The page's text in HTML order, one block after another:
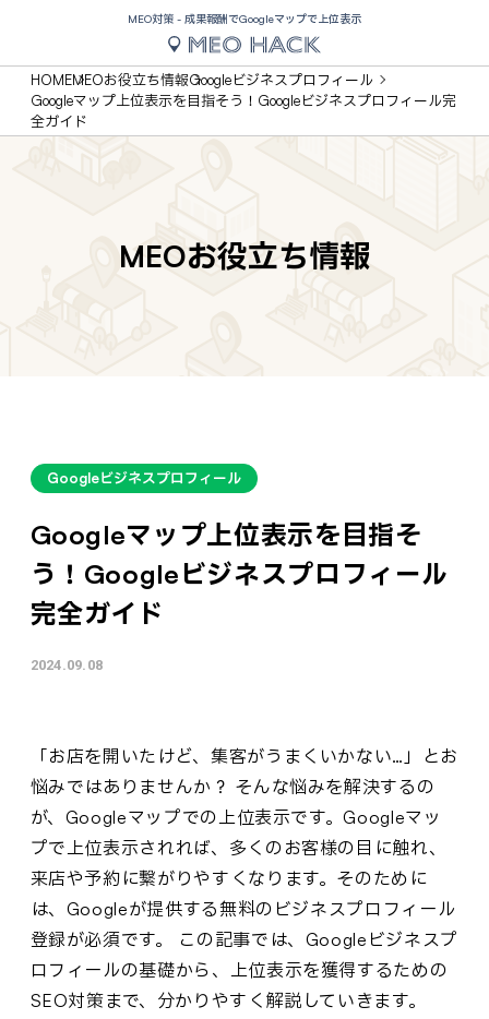
MEO対策 - 成果報酬でGoogleマップで上位表示
HOMEMEOお役立ち情報Googleビジネスプロフィール
Googleマップ上位表示を目指そう！Googleビジネスプロフィール完
全ガイド
MEOお役立ち情報
Googleビジネスプロフィール
Googleマップ上位表示を目指そ
う！Googleビジネスプロフィール
完全ガイド
2024.09.08
「お店を開いたけど、集客がうまくいかない…」とお
悩みではありませんか？ そんな悩みを解決するの
が、Googleマップでの上位表示です。Googleマッ
プで上位表示されれば、多くのお客様の目に触れ、
来店や予約に繋がりやすくなります。そのために
は、Googleが提供する無料のビジネスプロフィール
登録が必須です。 この記事では、Googleビジネスプ
ロフィールの基礎から、上位表示を獲得するための
SEO対策まで、分かりやすく解説していきます。